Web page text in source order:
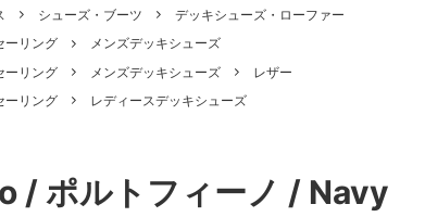
シューズ・ブーツ
デッキシューズ・ローファー
ーリング
メンズデッキシューズ
ーリング
メンズデッキシューズ
レザー
ーリング
レディースデッキシューズ
/ ポルトフィーノ / Navy